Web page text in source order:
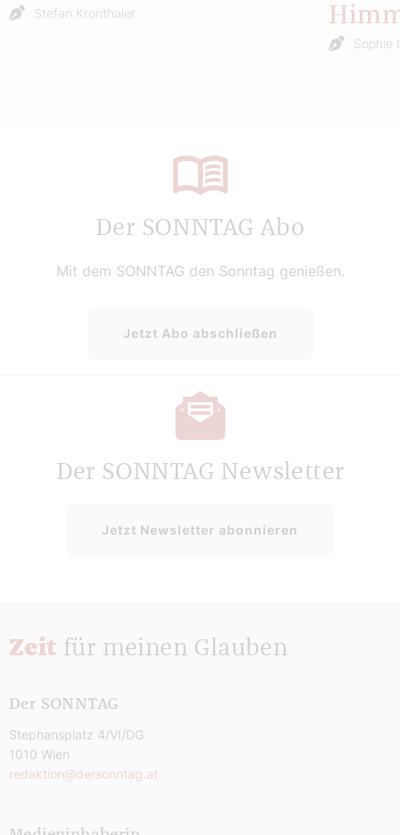
Stefan Kronthaler
Sophie
Der SONNTAG Abo
Mit dem SONNTAG den Sonntag genießen.
Jetzt Abo abschließen
Der SONNTAG Newsletter
Jetzt Newsletter abonnieren
Zeit für meinen Glauben
Der SONNTAG
Stephansplatz 4/VI/DG
1010 Wien
redaktion@dersonntag.at